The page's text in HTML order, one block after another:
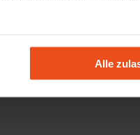
Alle
So